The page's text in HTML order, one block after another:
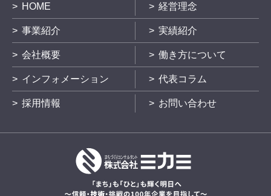
HOME 経営理念
事業紹介 実績紹介
会社概要 働き方について
インフォメーション 代表コラム
採用情報 お問い合わせ